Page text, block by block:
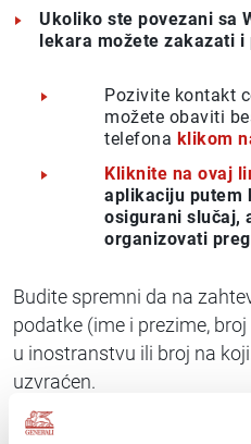
Ukoliko ste povezani sa
lekara možete zakazati i
Pozivite kontakt
možete obaviti
telefona klikom
Kliknite na ovaj
aplikaciju putem
osigurani slučaj,
organizovati
Budite spremni da na
podatke (ime i prezime,
u inostranstvu ili broj na
uzvraćen.
Po dolasku kod lekara: